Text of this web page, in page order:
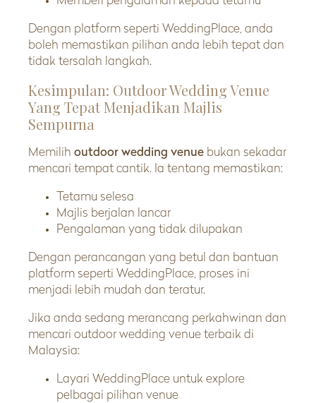
Dengan platform seperti WeddingPlace, anda
boleh memastikan pilihan anda lebih tepat dan
tidak tersalah langkah.
Kesimpulan: Outdoor Wedding Venue
Yang Tepat Menjadikan Majlis
Sempurna
Memilih outdoor wedding venue bukan sekadar
mencari tempat cantik. Ia tentang memastikan:
Tetamu selesa
Majlis berjalan lancar
Pengalaman yang tidak dilupakan
Dengan perancangan yang betul dan bantuan
platform seperti WeddingPlace, proses ini
menjadi lebih mudah dan teratur.
Jika anda sedang merancang perkahwinan dan
mencari outdoor wedding venue terbaik di
Malaysia:
Layari WeddingPlace untuk explore
pelbagai pilihan venue